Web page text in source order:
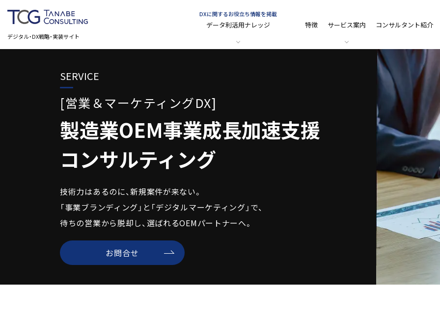
デジタル・DX戦略・実装サイト
DXに関するお役立ち情報を掲載
データ利活用ナレッジ 特徴 サービス案内 コンサルタント紹介
SERVICE
[営業＆マーケティングDX]
製造業OEM事業成長加速支援
コンサルティング
技術力はあるのに、新規案件が来ない。
「事業ブランディング」と「デジタルマーケティング」で、
待ちの営業から脱却し、選ばれるOEMパートナーへ。
お問合せ